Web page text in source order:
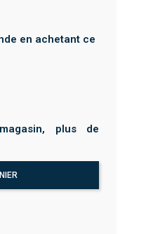
en achetant ce
plus de